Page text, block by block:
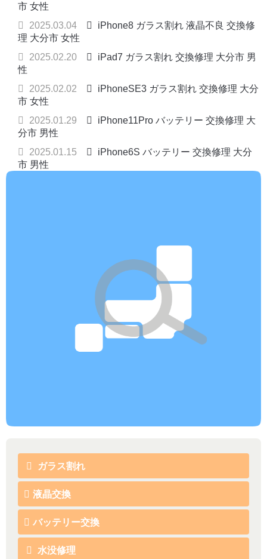
市 女性
2025.03.04
iPhone8 ガラス割れ 液晶不良 交換修
理 大分市 女性
2025.02.20
iPad7 ガラス割れ 交換修理 大分市 男
性
2025.02.02
iPhoneSE3 ガラス割れ 交換修理 大分
市 女性
2025.01.29
iPhone11Pro バッテリー 交換修理 大
分市 男性
2025.01.15
iPhone6S バッテリー 交換修理 大分
市 男性
ガラス割れ
液晶交換
バッテリー交換
水没修理